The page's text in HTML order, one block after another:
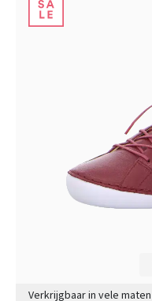
Verkrijgbaar in vele maten